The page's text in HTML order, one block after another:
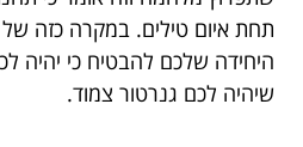
תחת איום טילים. במקרה כזה
היחידה שלכם להבטיח כי יהיה
שיהיה לכם גנרטור צמוד.